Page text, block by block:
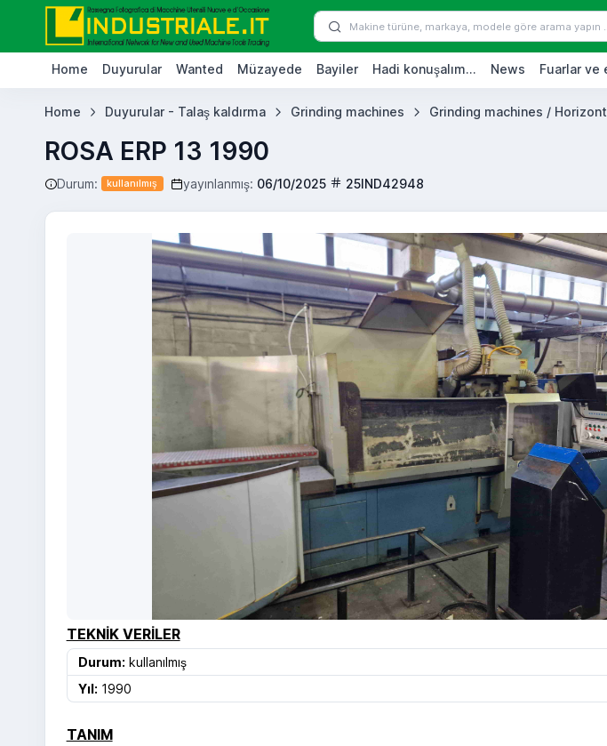
Home Duyurular Wanted Müzayede Bayiler Hadi konuşalım... News Fuarlar ve
Home Duyurular - Talaş kaldırma Grinding machines Grinding machines /
ROSA ERP 13 1990
Durum: kullanılmış yayınlanmış: 06/10/2025 25IND42948
TEKNIK VERILER
Durum: kullanılmış
Yıl: 1990
TANIM